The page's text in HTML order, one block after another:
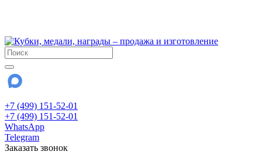
+7 (499) 151-52-01
+7 (499) 151-52-01
WhatsApp
Telegram
Заказать звонок